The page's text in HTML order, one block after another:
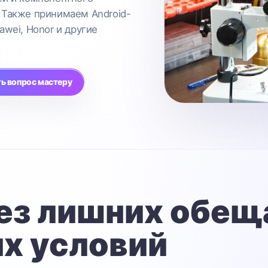
принимаем Android-
Honor и другие
вопрос мастеру
лишних
условий